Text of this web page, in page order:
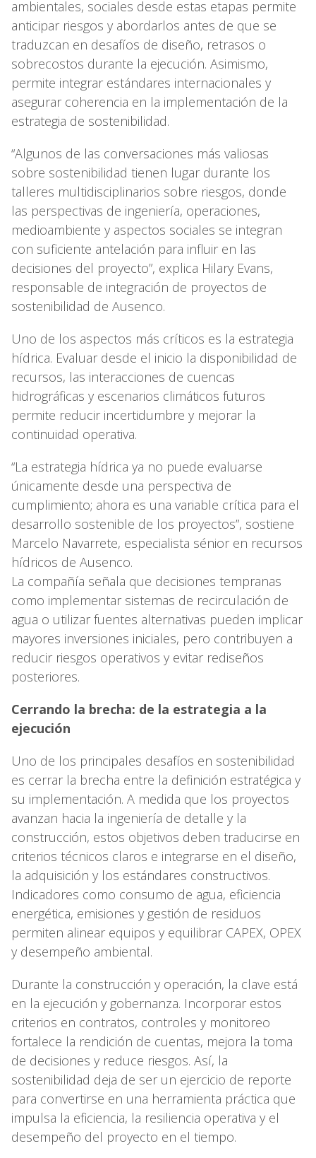
ambientales, sociales desde estas etapas permite
anticipar riesgos y abordarlos antes de que se
traduzcan en desafíos de diseño, retrasos o
sobrecostos durante la ejecución. Asimismo,
permite integrar estándares internacionales y
asegurar coherencia en la implementación de la
estrategia de sostenibilidad.
“Algunos de las conversaciones más valiosas
sobre sostenibilidad tienen lugar durante los
talleres multidisciplinarios sobre riesgos, donde
las perspectivas de ingeniería, operaciones,
medioambiente y aspectos sociales se integran
con suficiente antelación para influir en las
decisiones del proyecto”, explica Hilary Evans,
responsable de integración de proyectos de
sostenibilidad de Ausenco.
Uno de los aspectos más críticos es la estrategia
hídrica. Evaluar desde el inicio la disponibilidad de
recursos, las interacciones de cuencas
hidrográficas y escenarios climáticos futuros
permite reducir incertidumbre y mejorar la
continuidad operativa.
“La estrategia hídrica ya no puede evaluarse
únicamente desde una perspectiva de
cumplimiento; ahora es una variable crítica para el
desarrollo sostenible de los proyectos”, sostiene
Marcelo Navarrete, especialista sénior en recursos
hídricos de Ausenco.
La compañía señala que decisiones tempranas
como implementar sistemas de recirculación de
agua o utilizar fuentes alternativas pueden implicar
mayores inversiones iniciales, pero contribuyen a
reducir riesgos operativos y evitar rediseños
posteriores.
Cerrando la brecha: de la estrategia a la
ejecución
Uno de los principales desafíos en sostenibilidad
es cerrar la brecha entre la definición estratégica y
su implementación. A medida que los proyectos
avanzan hacia la ingeniería de detalle y la
construcción, estos objetivos deben traducirse en
criterios técnicos claros e integrarse en el diseño,
la adquisición y los estándares constructivos.
Indicadores como consumo de agua, eficiencia
energética, emisiones y gestión de residuos
permiten alinear equipos y equilibrar CAPEX, OPEX
y desempeño ambiental.
Durante la construcción y operación, la clave está
en la ejecución y gobernanza. Incorporar estos
criterios en contratos, controles y monitoreo
fortalece la rendición de cuentas, mejora la toma
de decisiones y reduce riesgos. Así, la
sostenibilidad deja de ser un ejercicio de reporte
para convertirse en una herramienta práctica que
impulsa la eficiencia, la resiliencia operativa y el
desempeño del proyecto en el tiempo.